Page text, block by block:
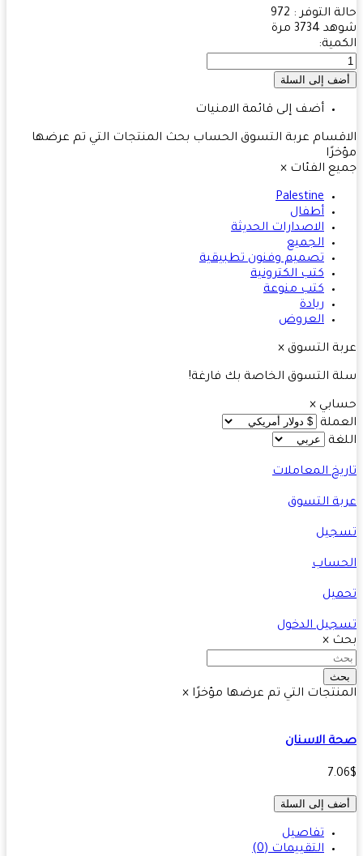
التوفر : 972
3734 مرة
أضف إلى قائمة الامنيات
عربة التسوق الحساب بحث المنتجات التي تم عرضها
الفئات ×
Palestine
أطفال
الاصدارات الحديثة
الجميع
تصميم وفنون تطبيقية
كتب الكترونية
كتب منوعة
ريادة
العروض
التسوق ×
التسوق الخاصة بك فارغة!
×
المعاملات
التسوق
الدخول
×
التي تم عرضها مؤخرًا ×
الاسنان
إلى السلة
تفاصيل
التقييمات (0)